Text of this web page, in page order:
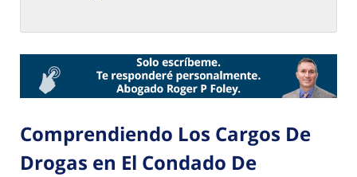
Comprendiendo Los Cargos De
Drogas en El Condado De